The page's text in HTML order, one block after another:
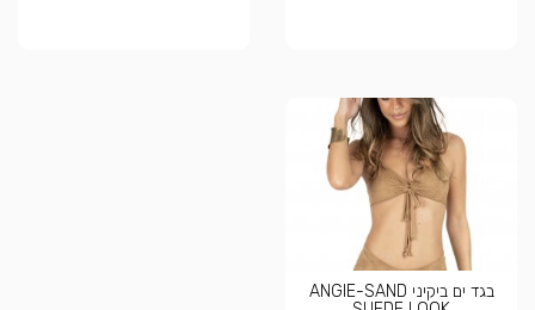
בגד ים ביקיני ANGIE-SAND